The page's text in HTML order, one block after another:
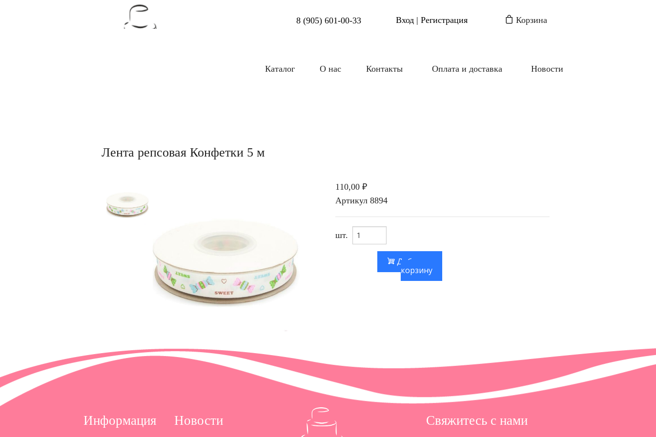
8 (905) 601-00-33 Вход | Регистрация Корзина
Каталог О нас Контакты Оплата и доставка Новости
Лента репсовая Конфетки 5 м
110,00 ₽
Артикул 8894
шт.
Добавить в
корзину
Информация Новости Свяжитесь с нами